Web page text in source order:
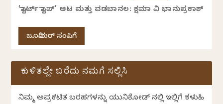
‘ಸ್ಟಾರ್ಟ್ ಸ್ಟಾಪ್’ ಆಟ ಮತ್ತು ವಡಬಾನಲ: ಕ್ಷಮಾ ವಿ ಭಾನುಪ್ರಕಾಶ್
ಜೂನಿಯರ್ ಸಂಪಿಗೆ
ಕುಳಿತಲ್ಲೇ ಬರೆದು ನಮಗೆ ಸಲ್ಲಿಸಿ
ನಿಮ್ಮ ಅಪ್ರಕಟಿತ ಬರಹಗಳನ್ನು ಯುನಿಕೋಡ್ ನಲ್ಲಿ ಇಲ್ಲಿಗೆ ಕಳುಹಿಸಿ